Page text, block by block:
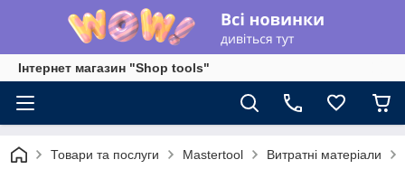
Інтернет магазин "Shop tools"
Товари та послуги Mastertool Витратні матеріали